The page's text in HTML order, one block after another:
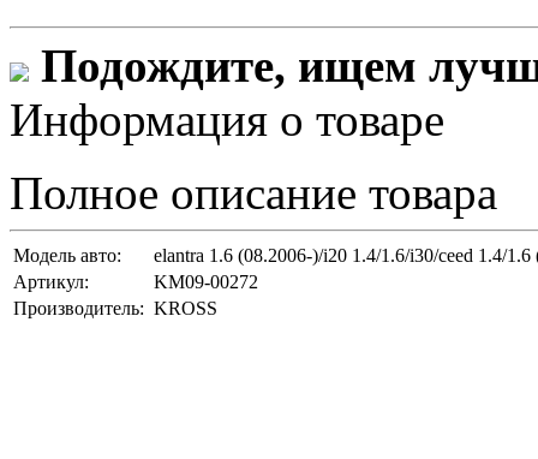
Подождите, ищем
Информация о товаре
Полное описание товара
Модель авто:
elantra 1.6 (08.2006-)/i20 1.4/1.6/i30/ceed 1.4/
Артикул:
KM09-00272
Производитель: KROSS